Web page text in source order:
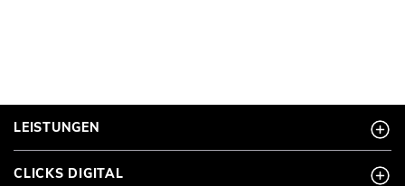
LEISTUNGEN
CLICKS DIGITAL